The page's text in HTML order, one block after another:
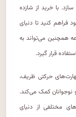
با خرید از شازده
فراهم کنید تا دنیای
همچنین می‌تواند به
قرار گیرد.
حرکتی ظریف،
کمک می‌کند.
مختلفی از دنیای